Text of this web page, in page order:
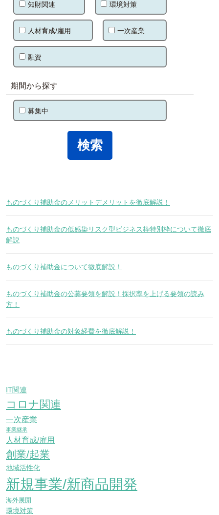
知財関連 環境対策
人材育成/雇用 一次産業
融資
期間から探す
募集中
ものづくり補助金のメリットデメリットを徹底解説！
ものづくり補助金の低感染リスク型ビジネス枠特別枠について徹底
解説
ものづくり補助金について徹底解説！
ものづくり補助金の公募要領を解説！採択率を上げる要領の読み
方！
ものづくり補助金の対象経費を徹底解説！
IT関連
コロナ関連
一次産業
事業継承
人材育成/雇用
創業/起業
地域活性化
新規事業/新商品開発
海外展開
環境対策